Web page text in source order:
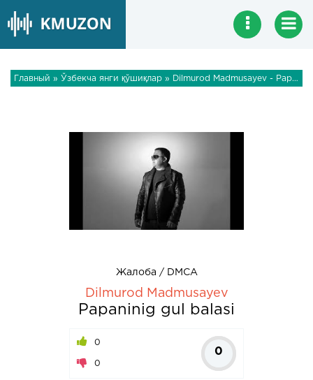
Главный » Ўзбекча янги қўшиқлар » Dilmurod Madmusayev - Papaninig gul balasi
Жалоба / DMCA
Dilmurod Madmusayev
Papaninig gul balasi
0
0
0